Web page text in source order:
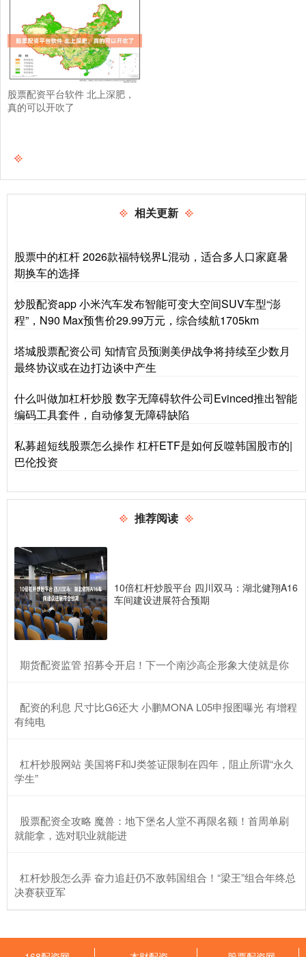
股票配资平台软件 北上深肥，
真的可以开吹了
相关更新
股票中的杠杆 2026款福特锐界L混动，适合多人口家庭暑
期换车的选择
炒股配资app 小米汽车发布智能可变大空间SUV车型“澎
程”，N90 Max预售价29.99万元，综合续航1705km
塔城股票配资公司 知情官员预测美伊战争将持续至少数月
最终协议或在边打边谈中产生
什么叫做加杠杆炒股 数字无障碍软件公司Evinced推出智能
编码工具套件，自动修复无障碍缺陷
私募超短线股票怎么操作 杠杆ETF是如何反噬韩国股市的|
巴伦投资
推荐阅读
10倍杠杆炒股平台 四川双马：湖北健翔A16
车间建设进展符合预期
​期货配资监管 招募令开启！下一个南沙高企形象大使就是你
​配资的利息 尺寸比G6还大 小鹏MONA L05申报图曝光 有增程
有纯电
​杠杆炒股网站 美国将F和J类签证限制在四年，阻止所谓“永久
学生”
​股票配资全攻略 魔兽：地下堡名人堂不再限名额！首周单刷
就能拿，选对职业就能进
​杠杆炒股怎么弄 奋力追赶仍不敌韩国组合！“梁王”组合年终总
决赛获亚军